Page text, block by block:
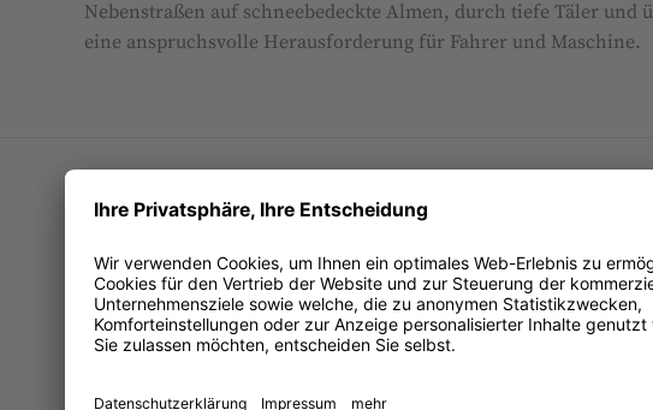
Nebenstraßen auf schneebedeckte Almen, durch tiefe Täler und
eine anspruchsvolle Herausforderung für Fahrer und Maschine.
Helikopter Tours Austria – fliegt mit einem
modernsten und leisesten
Erlebt einen aufregenden Rundflug auf einer der spannenden
Tours Austria wie z.B. der AlmWellness-Tour mit Landung auf
Almwellness Hotel Pierer****Superior.